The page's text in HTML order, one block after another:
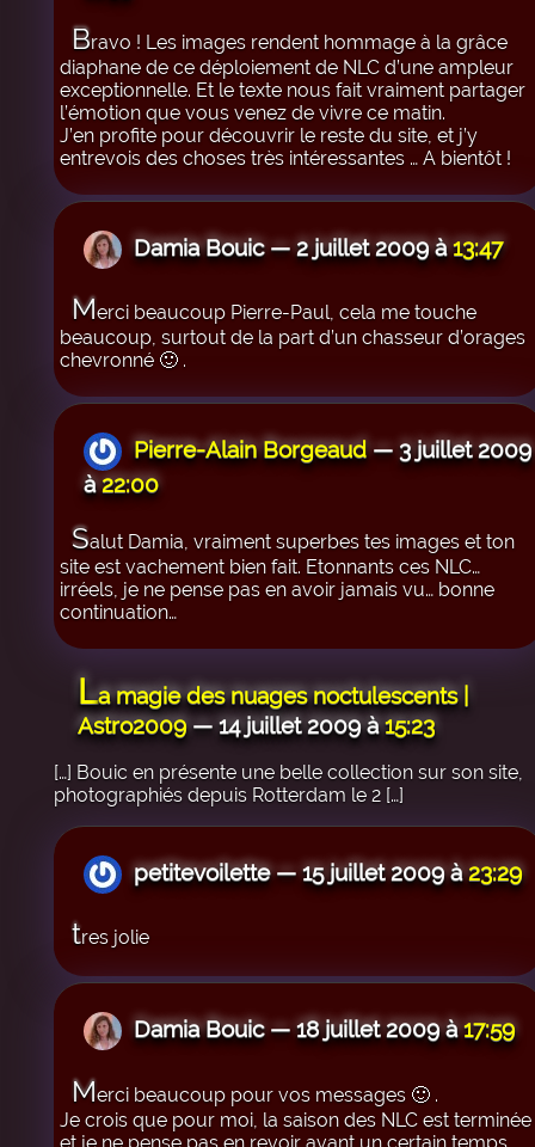
Bravo ! Les images rendent hommage à la grâce
diaphane de ce déploiement de NLC d’une ampleur
exceptionnelle. Et le texte nous fait vraiment partager
l’émotion que vous venez de vivre ce matin.
J’en profite pour découvrir le reste du site, et j’y
entrevois des choses très intéressantes … A bientôt !
Damia Bouic — 2 juillet 2009 à13:47
Merci beaucoup Pierre-Paul, cela me touche
beaucoup, surtout de la part d’un chasseur d’orages
chevronné 🙂 .
Pierre-Alain Borgeaud— 3 juillet 2009
à22:00
Salut Damia, vraiment superbes tes images et ton
site est vachement bien fait. Etonnants ces NLC…
irréels, je ne pense pas en avoir jamais vu… bonne
continuation…
La magie des nuages noctulescents |
Astro2009— 14 juillet 2009 à15:23
[…] Bouic en présente une belle collection sur son site,
photographiés depuis Rotterdam le 2 […]
petitevoilette — 15 juillet 2009 à23:29
tres jolie
Damia Bouic — 18 juillet 2009 à17:59
Merci beaucoup pour vos messages 🙂 .
Je crois que pour moi, la saison des NLC est terminée
et je ne pense pas en revoir avant un certain temps